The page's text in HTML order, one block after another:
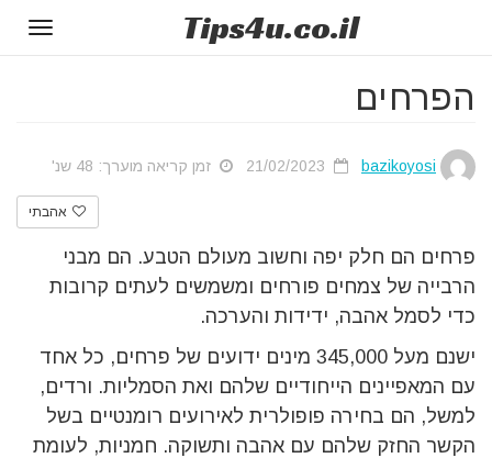
Tips4u.co.il
הפרחים
bazikoyosi זמן קריאה מוערך: 48 שנ'
אהבתי
פרחים הם חלק יפה וחשוב מעולם הטבע. הם מבני
הרבייה של צמחים פורחים ומשמשים לעתים קרובות
כדי לסמל אהבה, ידידות והערכה.
ישנם מעל 345,000 מינים ידועים של פרחים, כל אחד
עם המאפיינים הייחודיים שלהם ואת הסמליות. ורדים,
למשל, הם בחירה פופולרית לאירועים רומנטיים בשל
הקשר החזק שלהם עם אהבה ותשוקה. חמניות, לעומת